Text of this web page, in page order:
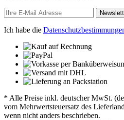
Ich habe die
* Alle Preise inkl. deutscher MwSt.
vom Mehrwertsteuersatz des
wenn nicht anders beschrieben.